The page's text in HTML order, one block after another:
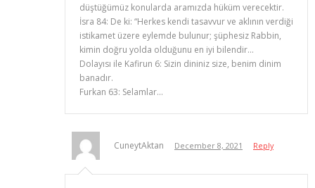
düştüğümüz konularda aramızda hüküm verecektir.
İsra 84: De ki: “Herkes kendi tasavvur ve aklının verdiği
istikamet üzere eylemde bulunur; şüphesiz Rabbin,
kimin doğru yolda olduğunu en iyi bilendir…
Dolayısı ile Kafirun 6: Sizin dininiz size, benim dinim
banadır.
Furkan 63: Selamlar…
CuneytAktan December 8, 2021 Reply